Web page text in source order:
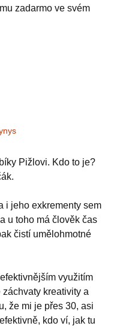
zadarmo ve svém
Pižlovi. Kdo to je?
i jeho exkrementy sem
u toho má člověk čas
čistí umělohmotné
využitím
kreativity a
že mi je přes 30, asi
kdo ví, jak tu